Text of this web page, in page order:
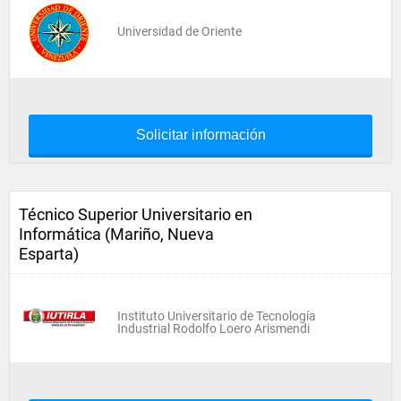
Universidad de Oriente
Solicitar información
Técnico Superior Universitario en
Informática (Mariño, Nueva
Esparta)
Instituto Universitario de Tecnología
Industrial Rodolfo Loero Arismendi